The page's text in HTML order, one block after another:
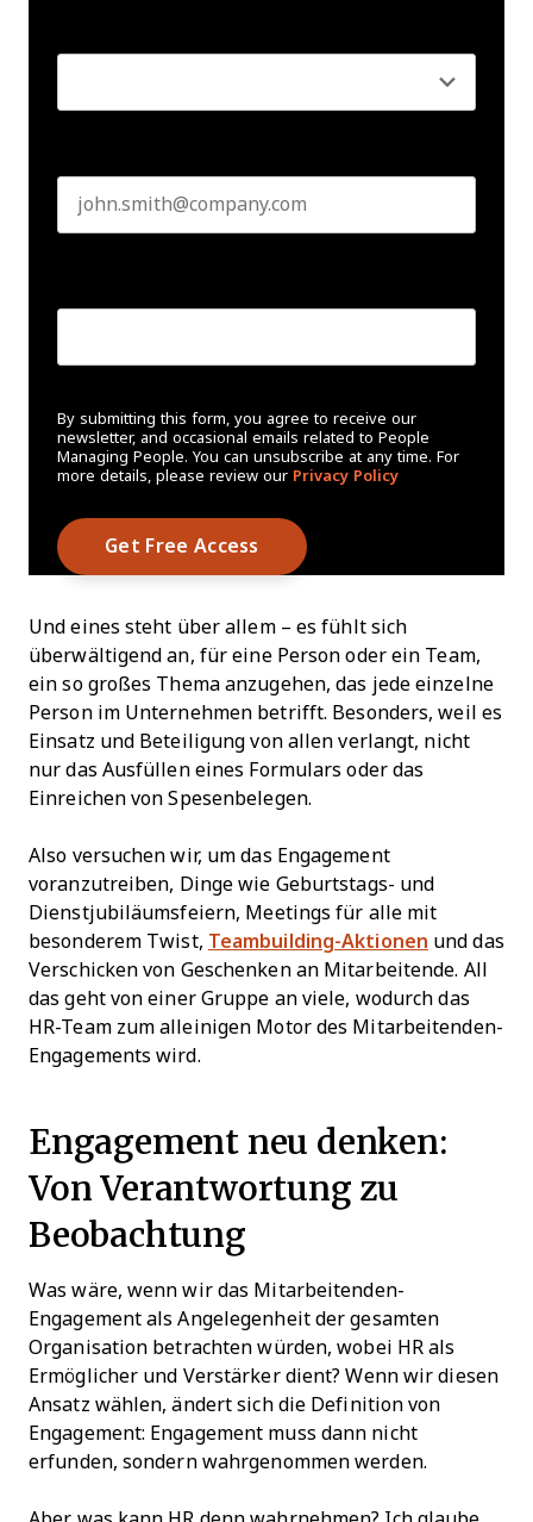
By submitting this form, you agree to receive our
newsletter, and occasional emails related to People
Managing People. You can unsubscribe at any time. For
more details, please review our Privacy Policy
Und eines steht über allem – es fühlt sich
überwältigend an, für eine Person oder ein Team,
ein so großes Thema anzugehen, das jede einzelne
Person im Unternehmen betrifft. Besonders, weil es
Einsatz und Beteiligung von allen verlangt, nicht
nur das Ausfüllen eines Formulars oder das
Einreichen von Spesenbelegen.
Also versuchen wir, um das Engagement
voranzutreiben, Dinge wie Geburtstags- und
Dienstjubiläumsfeiern, Meetings für alle mit
besonderem Twist, Teambuilding-Aktionen und das
Verschicken von Geschenken an Mitarbeitende. All
das geht von einer Gruppe an viele, wodurch das
HR-Team zum alleinigen Motor des Mitarbeitenden-
Engagements wird.
Engagement neu denken:
Von Verantwortung zu
Beobachtung
Was wäre, wenn wir das Mitarbeitenden-
Engagement als Angelegenheit der gesamten
Organisation betrachten würden, wobei HR als
Ermöglicher und Verstärker dient? Wenn wir diesen
Ansatz wählen, ändert sich die Definition von
Engagement: Engagement muss dann nicht
erfunden, sondern wahrgenommen werden.